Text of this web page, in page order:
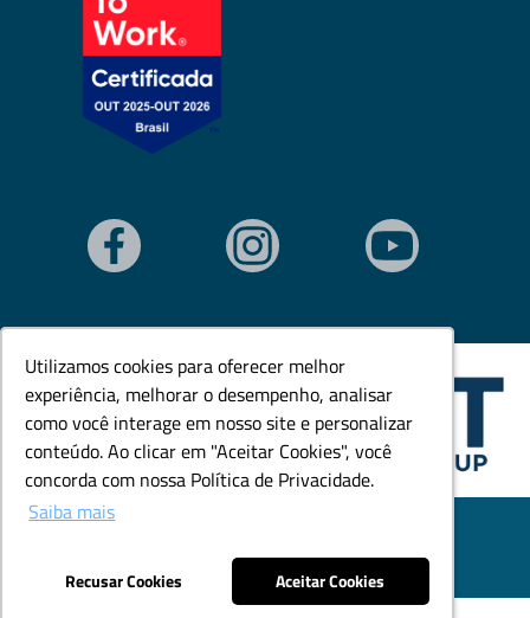
Utilizamos cookies para oferecer melhor
experiência, melhorar o desempenho, analisar
como você interage em nosso site e personalizar
conteúdo. Ao clicar em "Aceitar Cookies", você
concorda com nossa Política de Privacidade.
Saiba mais
Recusar Cookies Aceitar Cookies
Utilizamos cookies para oferecer melhor
experiência, melhorar o desempenho, analisar
como você interage em nosso site e personalizar
conteúdo. Ao clicar em "Aceitar Cookies", você
concorda com nossa Política de Privacidade.
Saiba mais
Recusar Cookies Aceitar Cookies
© Todos os direitos reservados. Goedert Ltda - CNPJ:
Desenvolvido por: Área Local